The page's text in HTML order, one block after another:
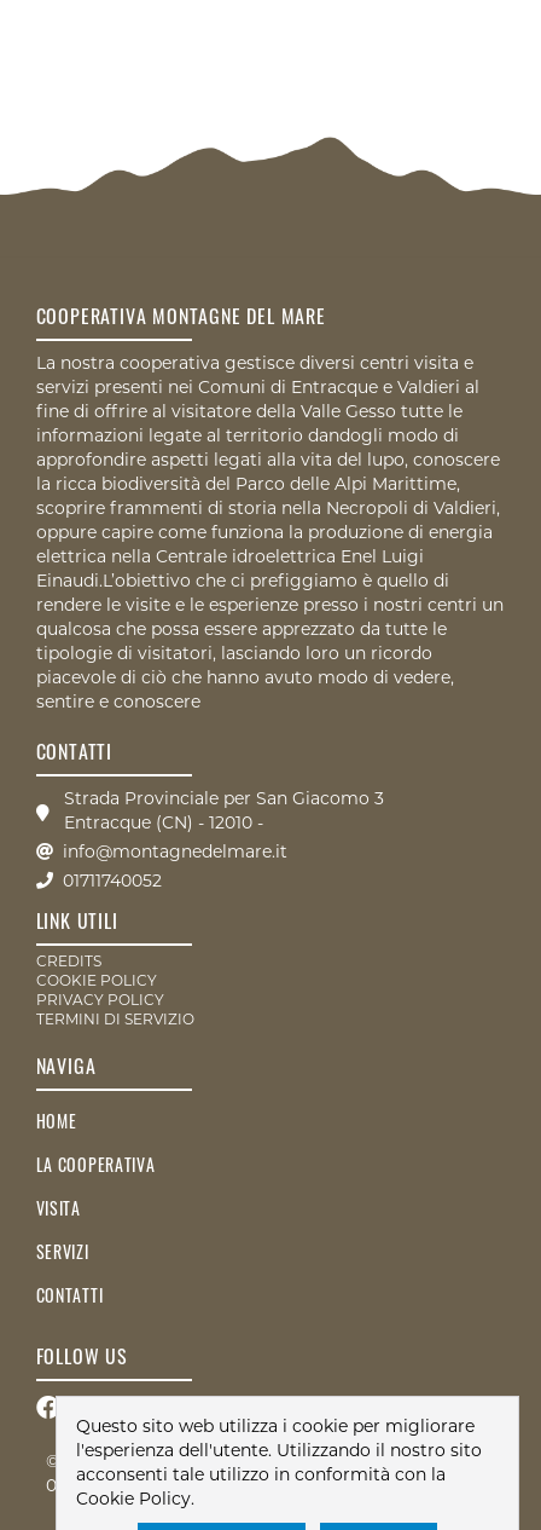
COOPERATIVA MONTAGNE DEL MARE
La nostra cooperativa gestisce diversi centri visita e
servizi presenti nei Comuni di Entracque e Valdieri al
fine di offrire al visitatore della Valle Gesso tutte le
informazioni legate al territorio dandogli modo di
approfondire aspetti legati alla vita del lupo, conoscere
la ricca biodiversità del Parco delle Alpi Marittime,
scoprire frammenti di storia nella Necropoli di Valdieri,
oppure capire come funziona la produzione di energia
elettrica nella Centrale idroelettrica Enel Luigi
Einaudi.L’obiettivo che ci prefiggiamo è quello di
rendere le visite e le esperienze presso i nostri centri un
qualcosa che possa essere apprezzato da tutte le
tipologie di visitatori, lasciando loro un ricordo
piacevole di ciò che hanno avuto modo di vedere,
sentire e conoscere
CONTATTI
Strada Provinciale per San Giacomo 3
Entracque (CN) - 12010 -
info@montagnedelmare.it
01711740052
LINK UTILI
CREDITS
COOKIE POLICY
PRIVACY POLICY
TERMINI DI SERVIZIO
NAVIGA
HOME
LA COOPERATIVA
VISITA
SERVIZI
CONTATTI
FOLLOW US
© 2026 Società Cooperativa Montagne del Mare - PI
03496760046 - All Right Reserved
Questo sito web utilizza i cookie per migliorare
l'esperienza dell'utente. Utilizzando il nostro sito
acconsenti tale utilizzo in conformità con la
Cookie Policy.